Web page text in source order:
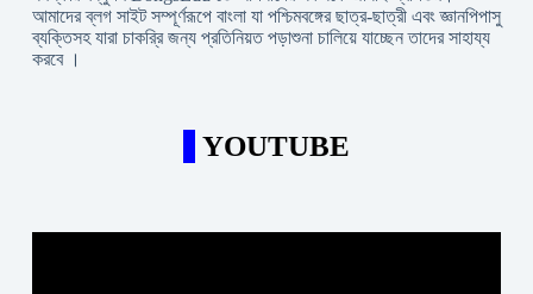
আমাদের ব্লগ সাইট সম্পূর্ণরূপে বাংলা যা পশ্চিমবঙ্গের ছাত্র-ছাত্রী এবং জ্ঞানপিপাসু
ব্যক্তিসহ যারা চাকরি্র জন্য প্রতিনিয়ত পড়াশুনা চালিয়ে যাচ্ছেন তাদের সাহায্য
করবে ।
YOUTUBE